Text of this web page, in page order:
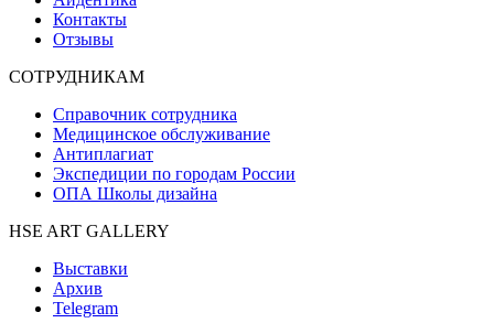
Контакты
Отзывы
СОТРУДНИКАМ
Справочник сотрудника
Медицинское обслуживание
Антиплагиат
Экспедиции по городам России
ОПА Школы дизайна
HSE ART GALLERY
Выставки
Архив
Telegram